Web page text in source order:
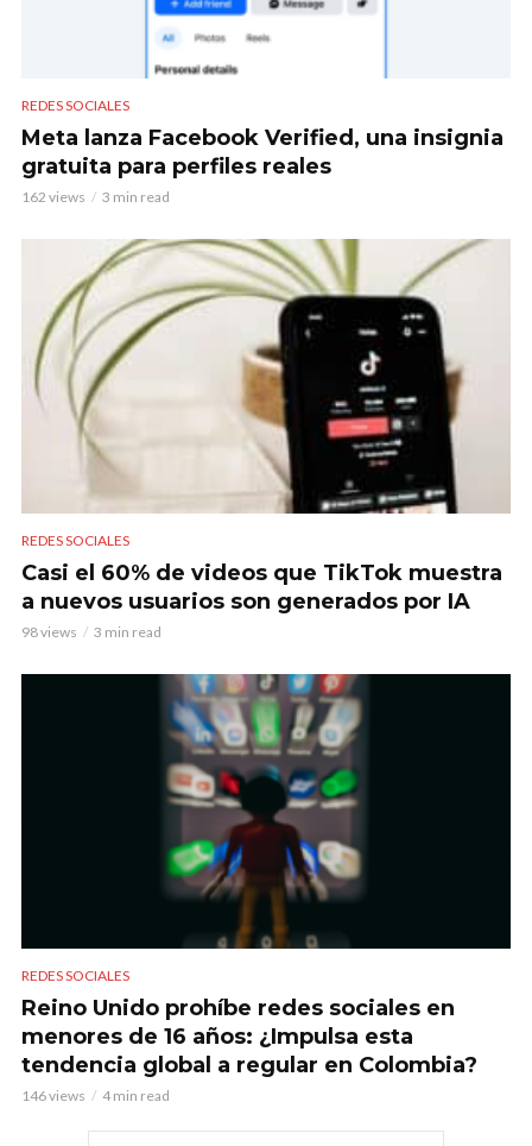
REDES SOCIALES
Meta lanza Facebook Verified, una insignia
gratuita para perfiles reales
162 views 3 min read
REDES SOCIALES
Casi el 60% de videos que TikTok muestra
a nuevos usuarios son generados por IA
98 views 3 min read
REDES SOCIALES
Reino Unido prohíbe redes sociales en
menores de 16 años: ¿Impulsa esta
tendencia global a regular en Colombia?
146 views 4 min read